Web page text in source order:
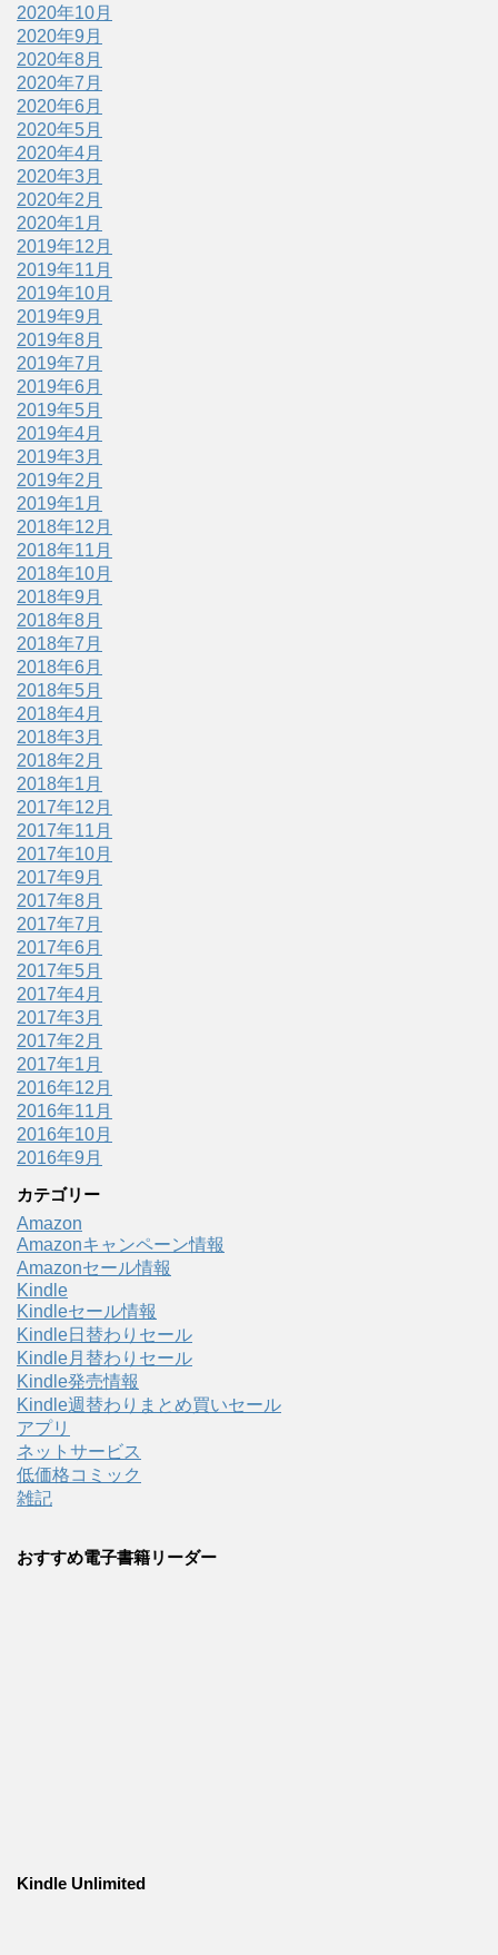
2020年10月
2020年9月
2020年8月
2020年7月
2020年6月
2020年5月
2020年4月
2020年3月
2020年2月
2020年1月
2019年12月
2019年11月
2019年10月
2019年9月
2019年8月
2019年7月
2019年6月
2019年5月
2019年4月
2019年3月
2019年2月
2019年1月
2018年12月
2018年11月
2018年10月
2018年9月
2018年8月
2018年7月
2018年6月
2018年5月
2018年4月
2018年3月
2018年2月
2018年1月
2017年12月
2017年11月
2017年10月
2017年9月
2017年8月
2017年7月
2017年6月
2017年5月
2017年4月
2017年3月
2017年2月
2017年1月
2016年12月
2016年11月
2016年10月
2016年9月
カテゴリー
Amazon
Amazonキャンペーン情報
Amazonセール情報
Kindle
Kindleセール情報
Kindle日替わりセール
Kindle月替わりセール
Kindle発売情報
Kindle週替わりまとめ買いセール
アプリ
ネットサービス
低価格コミック
雑記
おすすめ電子書籍リーダー
Kindle Unlimited